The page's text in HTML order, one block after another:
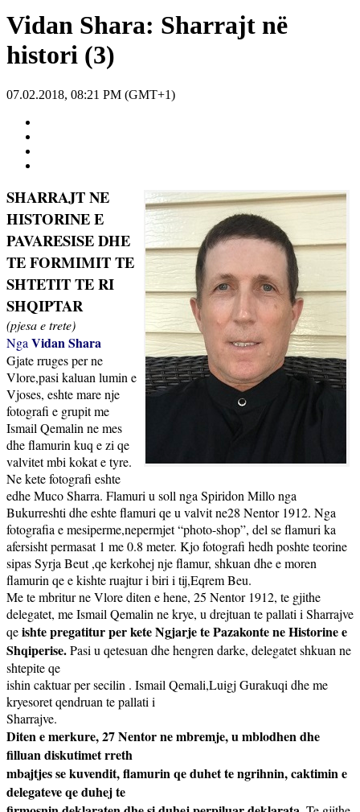
Vidan Shara: Sharrajt në
histori (3)
07.02.2018, 08:21 PM (GMT+1)
SHARRAJT NE
HISTORINE E
PAVARESISE DHE
TE FORMIMIT TE
SHTETIT TE RI
SHQIPTAR
(pjesa e trete)
Nga Vidan Shara
Gjate rruges per ne
Vlore,pasi kaluan lumin e
Vjoses, eshte mare nje
fotografi e grupit me
Ismail Qemalin ne mes
dhe flamurin kuq e zi qe
valvitet mbi kokat e tyre.
Ne kete fotografi eshte
edhe Muco Sharra. Flamuri u soll nga Spiridon Millo nga
Bukurreshti dhe eshte flamuri qe u valvit ne28 Nentor 1912. Nga
fotografia e mesiperme,nepermjet “photo-shop”, del se flamuri ka
afersisht permasat 1 me 0.8 meter. Kjo fotografi hedh poshte teorine
sipas Syrja Beut ,qe kerkohej nje flamur, shkuan dhe e moren
flamurin qe e kishte ruajtur i biri i tij,Eqrem Beu.
Me te mbritur ne Vlore diten e hene, 25 Nentor 1912, te gjithe
delegatet, me Ismail Qemalin ne krye, u drejtuan te pallati i Sharrajve
qeishte pregatitur per kete Ngjarje te Pazakonte neHistorine e
Shqiperise.Pasi u qetesuan dhe hengren darke, delegatet shkuan ne
shtepite qe
ishin caktuar per secilin . Ismail Qemali,Luigj Gurakuqi dhe me
kryesoret qendruan te pallati i
Sharrajve.
Diten e merkure, 27 Nentor ne mbremje, u mblodhen dhe
filluan diskutimet rreth
mbajtjes se kuvendit, flamurin qe duhet te ngrihnin, caktimin e
delegateve qe duhej te